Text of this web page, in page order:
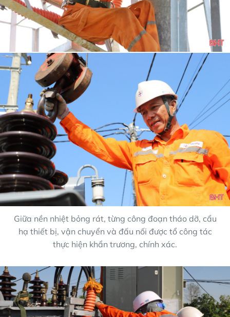
Giữa nền nhiệt bỏng rát, từng công đoạn tháo dỡ, cẩu
hạ thiết bị, vận chuyển và đấu nối được tổ công tác
thực hiện khẩn trương, chính xác.